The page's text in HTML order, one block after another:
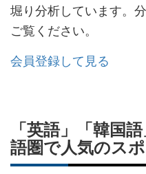
堀り分析しています。
ご覧ください。
会員登録して見る
「英語」「韓国
語圏で人気のス